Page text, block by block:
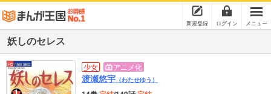
新規登録 ログイン メニュー
妖しのセレス
少女 アニメ化
渡瀬悠宇 （わたせゆう）